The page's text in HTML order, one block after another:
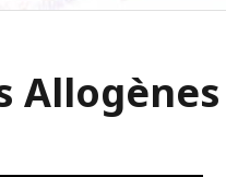
Email
Allogènes